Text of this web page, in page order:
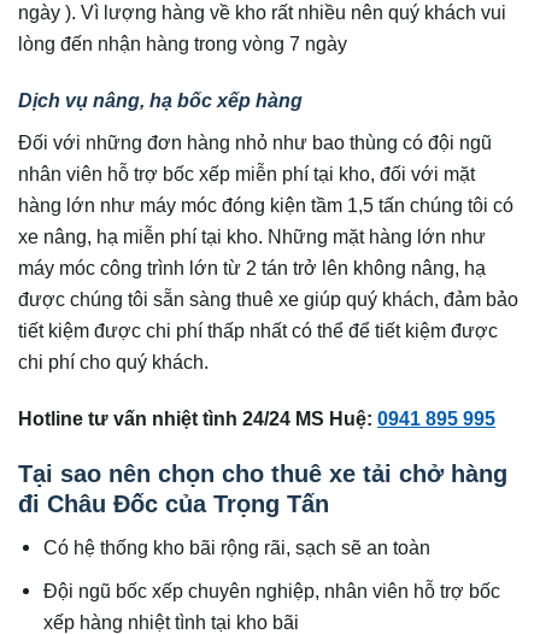
ngày ). Vì lượng hàng về kho rất nhiều nên quý khách vui
lòng đến nhận hàng trong vòng 7 ngày
Dịch vụ nâng, hạ bốc xếp hàng
Đối với những đơn hàng nhỏ như bao thùng có đội ngũ
nhân viên hỗ trợ bốc xếp miễn phí tại kho, đối với mặt
hàng lớn như máy móc đóng kiện tầm 1,5 tấn chúng tôi có
xe nâng, hạ miễn phí tại kho. Những mặt hàng lớn như
máy móc công trình lớn từ 2 tán trở lên không nâng, hạ
được chúng tôi sẵn sàng thuê xe giúp quý khách, đảm bảo
tiết kiệm được chi phí thấp nhất có thể để tiết kiệm được
chi phí cho quý khách.
Hotline tư vấn nhiệt tình 24/24 MS Huệ: 0941 895 995
Tại sao nên chọn cho thuê xe tải chở hàng
đi Châu Đốc của Trọng Tấn
Có hệ thống kho bãi rộng rãi, sạch sẽ an toàn
Đội ngũ bốc xếp chuyên nghiệp, nhân viên hỗ trợ bốc
xếp hàng nhiệt tình tại kho bãi